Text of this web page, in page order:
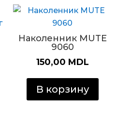
Наколенник MUTE
9060
150,00 MDL
В корзину